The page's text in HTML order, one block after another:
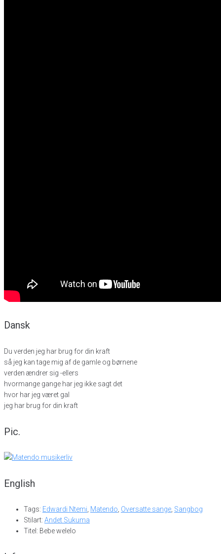
Dansk
Du verden jeg har brug for din kraft
så jeg kan tage mig af de gamle og børnene
verden ændrer sig -ellers
hvormange gange har jeg ikke sagt det
hvor har jeg været gal
jeg har brug for din kraft
Pic.
English
Tags: Edwardi Ntemi, Matendo, Oversatte sange, Sangbog
Stilart: Andet Sukuma
Titel: Bebe welelo